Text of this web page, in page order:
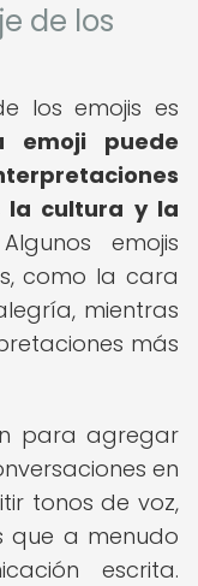
de los
los emojis es
emoji puede
la cultura y la
emojis
como la cara
mientras
más
para agregar
en
tonos de voz,
que a menudo
escrita.